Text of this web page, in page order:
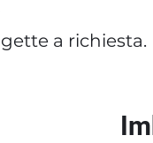
a richiesta.